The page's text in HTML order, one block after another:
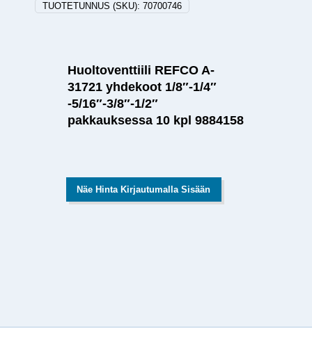
TUOTETUNNUS (SKU): 70700746
Huoltoventtiili REFCO A-
31721 yhdekoot 1/8″-1/4″
-5/16″-3/8″-1/2″
pakkauksessa 10 kpl 9884158
Näe Hinta Kirjautumalla Sisään